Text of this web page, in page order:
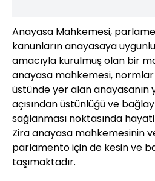
Anayasa Mahkemesi,
kanunların anayasaya
amacıyla kurulmuş olan bir
anayasa mahkemesi,
üstünde yer alan anayasanın
açısından üstünlüğü ve
sağlanması noktasında
Zira anayasa mahkemesinin
parlamento için de kesin ve
taşımaktadır.